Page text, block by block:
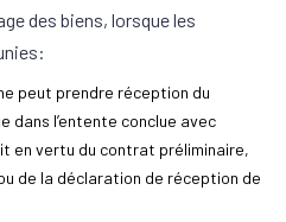
des biens, lorsque les
peut prendre réception du
dans l’entente conclue avec
en vertu du contrat préliminaire,
de la déclaration de réception de